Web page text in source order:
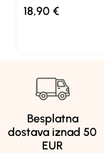
18,90€
Besplatna
dostava iznad 50
EUR